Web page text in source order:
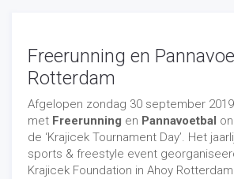
Freerunning en
Rotterdam
Afgelopen zondag 30 september
met Freerunning en Pannavoetbal
de ‘Krajicek Tournament Day’. Het
sports & freestyle event
Krajicek Foundation in Ahoy